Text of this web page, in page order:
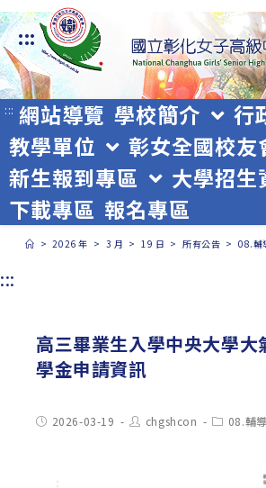
跳
轉
至
主
要
內
容
:::
::: 網站導覽 學校簡介
行
教學單位
彰女全國校友
新生報到專區
大學招生
下載專區 報名專區
> 2026 年 > 3 月 > 19 日 > 所有公告 > 08.輔
:::
高三畢業生入學中央大學大
學金申請資訊
Post2026-03-19
Post
author:
chgshcon
Post08.輔